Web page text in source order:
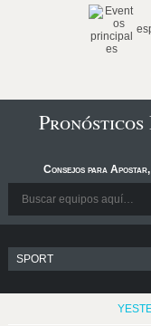
Pronósticos
Consejos para